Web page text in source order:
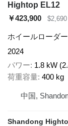
Hightop EL12
￥423,900
$2,690
ホイールローダー
2024
パワー 1.8 kW
荷重容量 400 kg
中国,
Shandong